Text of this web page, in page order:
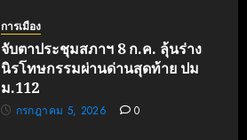
การเมือง
จับตาประชุมสภาฯ 8 ก.ค. ลุ้นร่าง
นิรโทษกรรมผ่านด่านสุดท้าย ปม
ม.112
กรกฎาคม 5, 2026 0